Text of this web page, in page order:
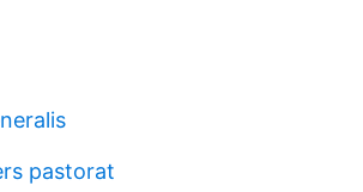
pastorat